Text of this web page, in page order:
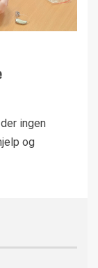
ingen
og